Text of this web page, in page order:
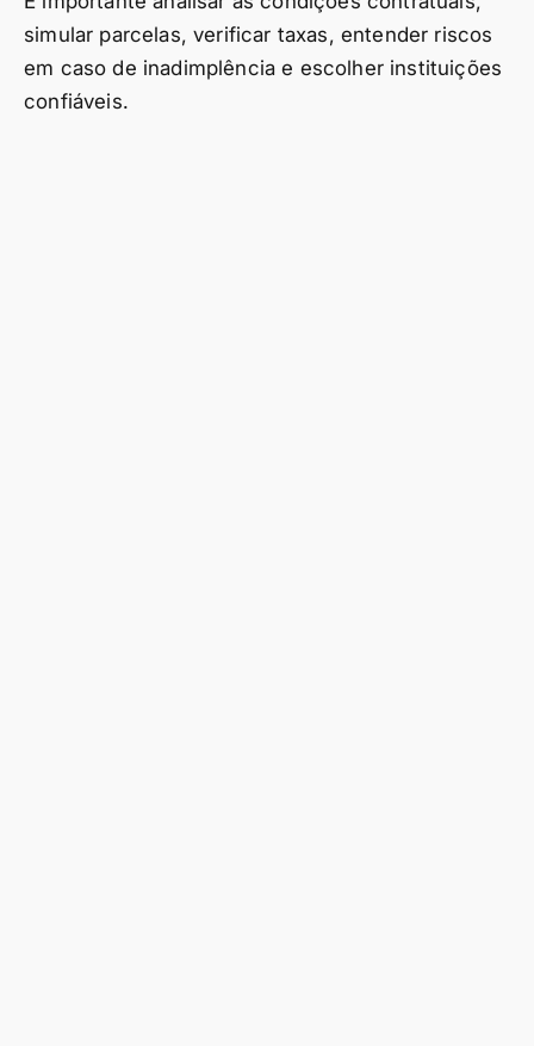
simular parcelas, verificar taxas, entender riscos
em caso de inadimplência e escolher instituições
confiáveis.